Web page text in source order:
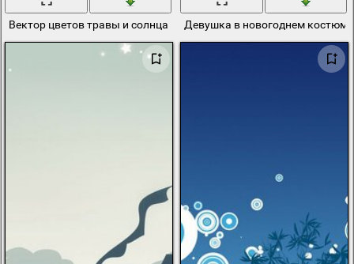
Вектор цветов травы и солнца Девушка в новогоднем